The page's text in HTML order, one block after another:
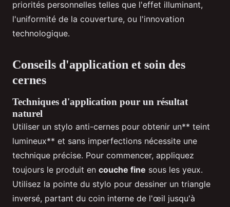
priorités personnelles telles que l'effet illuminant,
l'uniformité de la couverture, ou l'innovation
technologique.
Conseils d'application et soin des
cernes
Techniques d'application pour un résultat
naturel
Utiliser un stylo anti-cernes pour obtenir un** teint
lumineux** et sans imperfections nécessite une
technique précise. Pour commencer, appliquez
toujours le produit en couche fine sous les yeux.
Utilisez la pointe du stylo pour dessiner un triangle
inversé, partant du coin interne de l'œil jusqu'à